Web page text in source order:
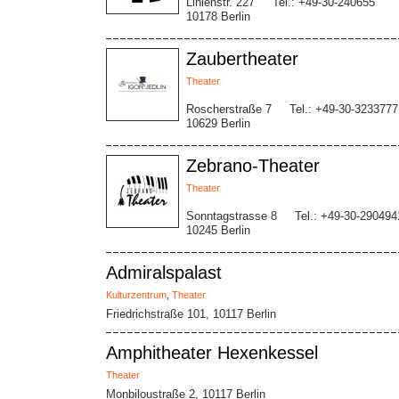
10178 Berlin
Zaubertheater
Theater
Roscherstraße 7
10629 Berlin
Tel.: +49-30-3233777
Zebrano-Theater
Theater
Sonntagstrasse 8
10245 Berlin
Tel.: +49-30-
Admiralspalast
Kulturzentrum Theater
Friedrichstraße 101, 10117 Berlin
Amphitheater Hexenkessel
Theater
Monbiloustraße 2, 10117 Berlin